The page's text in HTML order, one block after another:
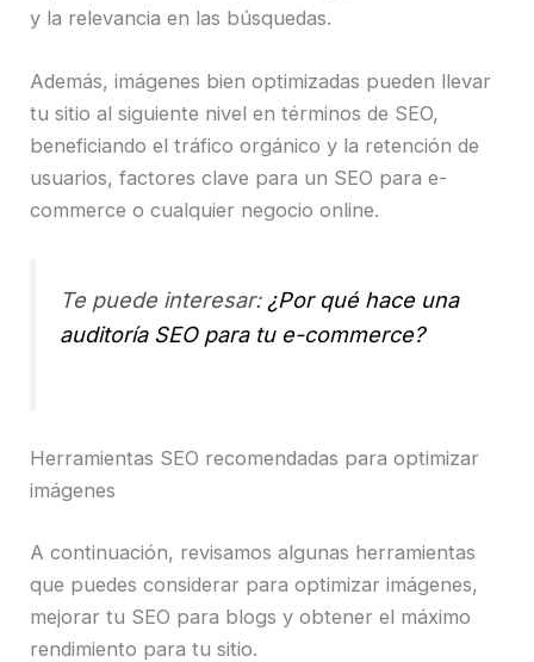
y la relevancia en las búsquedas.
Además, imágenes bien optimizadas pueden llevar
tu sitio al siguiente nivel en términos de SEO,
beneficiando el tráfico orgánico y la retención de
usuarios, factores clave para un SEO para e-
commerce o cualquier negocio online.
Te puede interesar: ¿Por qué hace una
auditoría SEO para tu e-commerce?
Herramientas SEO recomendadas para optimizar
imágenes
A continuación, revisamos algunas herramientas
que puedes considerar para optimizar imágenes,
mejorar tu SEO para blogs y obtener el máximo
rendimiento para tu sitio.